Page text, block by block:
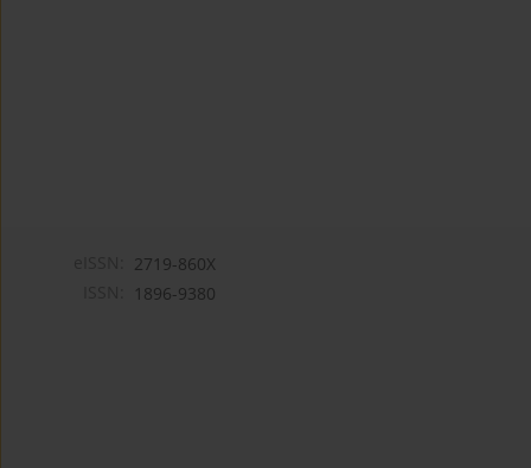
2719-860X
1896-9380